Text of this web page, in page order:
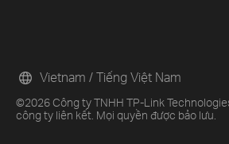
©2026 Công ty TNHH TP-Link
công ty liên kết. Mọi quyền được bảo lưu.
Vietnam / Tiếng Việt Nam